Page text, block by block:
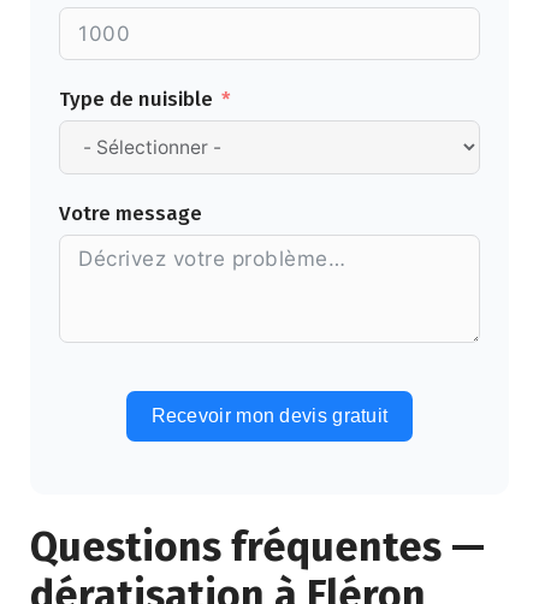
Type de nuisible
Votre message
Recevoir mon devis gratuit
Questions fréquentes —